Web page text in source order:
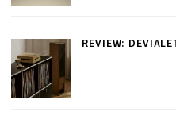
REVIEW: